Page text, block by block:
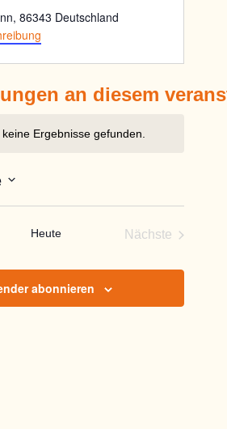
, 86343 Deutschland
an diesem
Ergebnisse gefunden.
Heute
Nächste
abonnieren